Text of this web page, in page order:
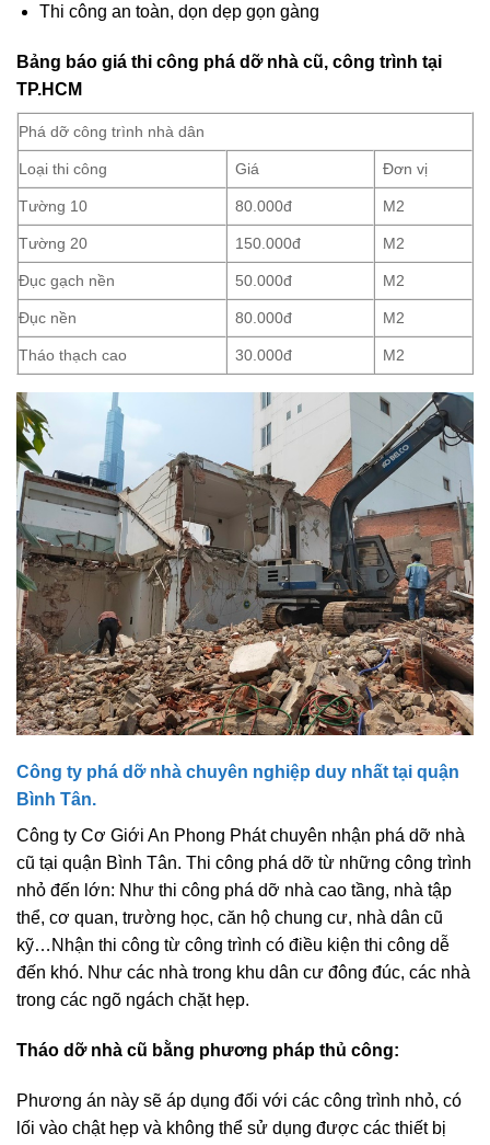
Thi công an toàn, dọn dẹp gọn gàng
Bảng báo giá thi công phá dỡ nhà cũ, công trình tại
TP.HCM
Phá dỡ công trình nhà dân
Loại thi công Giá Đơn vị
Tường 10 80.000đ M2
Tường 20 150.000đ M2
Đục gạch nền 50.000đ M2
Đục nền 80.000đ M2
Tháo thạch cao 30.000đ M2
Công ty phá dỡ nhà chuyên nghiệp duy nhất tại quận
Bình Tân.
Công ty Cơ Giới An Phong Phát chuyên nhận phá dỡ nhà
cũ tại quận Bình Tân. Thi công phá dỡ từ những công trình
nhỏ đến lớn: Như thi công phá dỡ nhà cao tầng, nhà tập
thể, cơ quan, trường học, căn hộ chung cư, nhà dân cũ
kỹ…Nhận thi công từ công trình có điều kiện thi công dễ
đến khó. Như các nhà trong khu dân cư đông đúc, các nhà
trong các ngõ ngách chặt hẹp.
Tháo dỡ nhà cũ bằng phương pháp thủ công:
Phương án này sẽ áp dụng đối với các công trình nhỏ, có
lối vào chật hẹp và không thể sử dụng được các thiết bị